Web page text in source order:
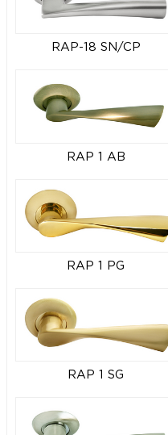
RAP-18 SN/CP
RAP 1 AB
RAP 1 PG
RAP 1 SG